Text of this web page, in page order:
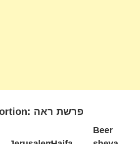
Weekly Torah Portion: פרשת ראה
Beer